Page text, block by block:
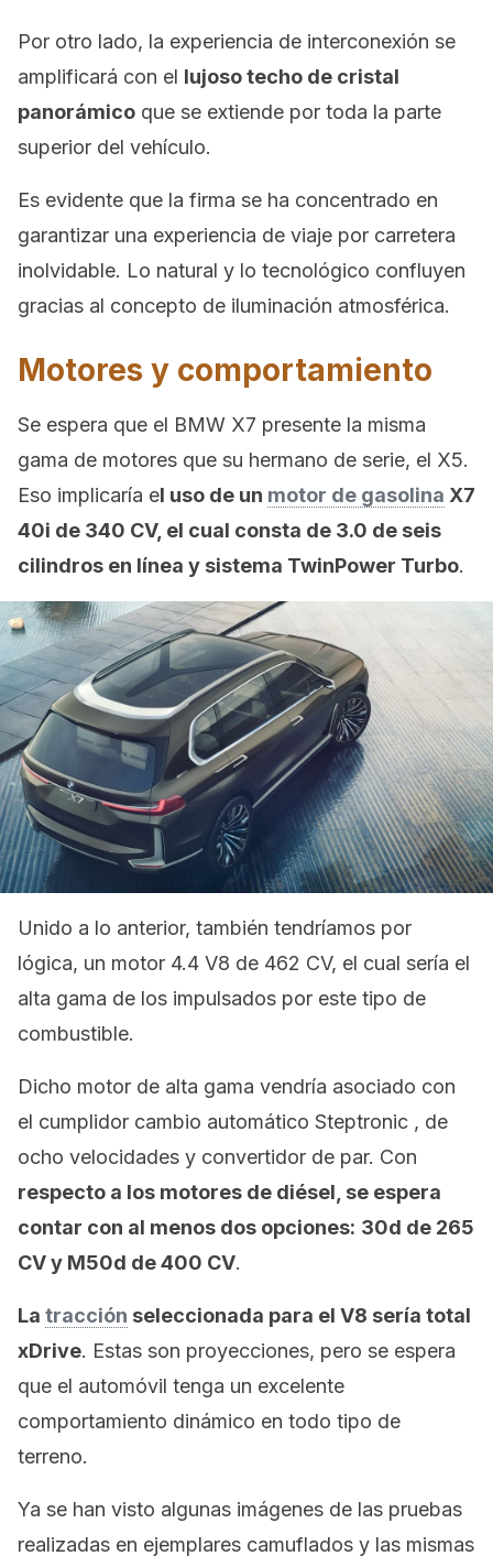
Por otro lado, la experiencia de interconexión se
amplificará con el lujoso techo de cristal
panorámico que se extiende por toda la parte
superior del vehículo.
Es evidente que la firma se ha concentrado en
garantizar una experiencia de viaje por carretera
inolvidable. Lo natural y lo tecnológico confluyen
gracias al concepto de iluminación atmosférica.
Motores y comportamiento
Se espera que el BMW X7 presente la misma
gama de motores que su hermano de serie, el X5.
Eso implicaría el uso de un motor de gasolina X7
40i de 340 CV, el cual consta de 3.0 de seis
cilindros en línea y sistema TwinPower Turbo.
Unido a lo anterior, también tendríamos por
lógica, un motor 4.4 V8 de 462 CV, el cual sería el
alta gama de los impulsados por este tipo de
combustible.
Dicho motor de alta gama vendría asociado con
el cumplidor cambio automático Steptronic , de
ocho velocidades y convertidor de par. Con
respecto a los motores de diésel, se espera
contar con al menos dos opciones: 30d de 265
CV y M50d de 400 CV.
La tracción seleccionada para el V8 sería total
xDrive. Estas son proyecciones, pero se espera
que el automóvil tenga un excelente
comportamiento dinámico en todo tipo de
terreno.
Ya se han visto algunas imágenes de las pruebas
realizadas en ejemplares camuflados y las mismas